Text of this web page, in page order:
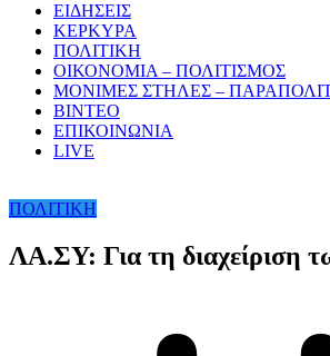
ΕΙΔΗΣΕΙΣ
ΚΕΡΚΥΡΑ
ΠΟΛΙΤΙΚΗ
ΟΙΚΟΝΟΜΙΑ – ΠΟΛΙΤΙΣΜΟΣ
ΜΟΝΙΜΕΣ ΣΤΗΛΕΣ –
ΒΙΝΤΕΟ
ΕΠΙΚΟΙΝΩΝΙΑ
LIVE
ΠΟΛΙΤΙΚΗ
ΛΑ.ΣΥ: Για τη διαχείριση